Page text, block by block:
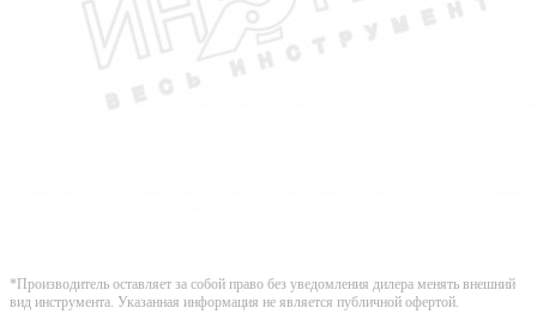
*Производитель оставляет за собой право без уведомления дилера менять внешний
вид инструмента. Указанная информация не является публичной офертой.